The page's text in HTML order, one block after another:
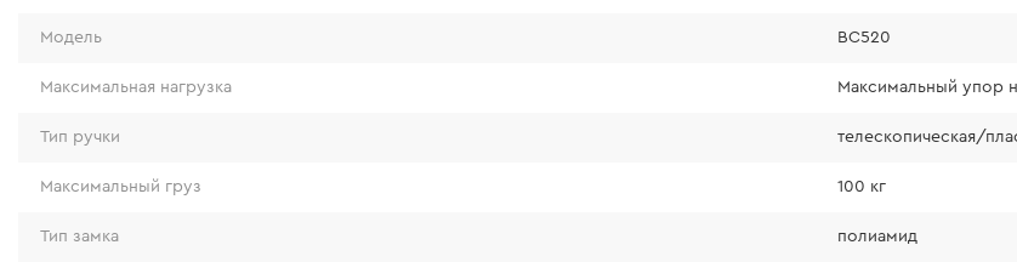
Модель BC520
Максимальная нагрузка Максимальный упор
Тип ручки телескопическая/
Максимальный груз 100 кг
Тип замка полиамид